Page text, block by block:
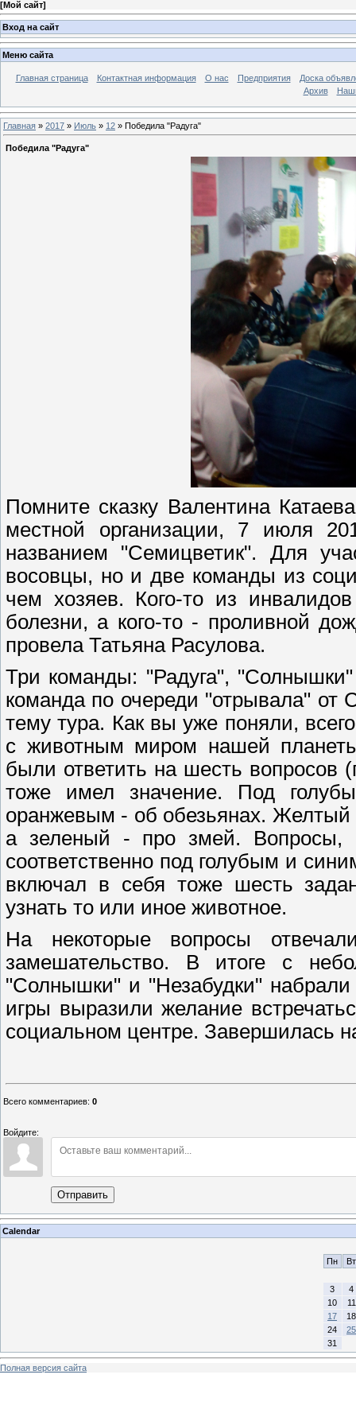
[Мой сайт]
Вход на сайт
Меню сайта
Главная страница Контактная информация О нас Предприятия
Доска
Архив
Главная » 2017 » Июль » 12 » Победила "Радуга"
Победила "Радуга"
Помните сказку Валентина
местной организации, 7 июля
названием "Семицветик". Для
восовцы, но и две команды из
чем хозяев. Кого-то из
болезни, а кого-то - проливной
провела Татьяна Расулова.
Три команды: "Радуга",
команда по очереди "отрывала"
тему тура. Как вы уже поняли,
с животным миром нашей
были ответить на шесть вопросов
тоже имел значение. Под
оранжевым - об обезьянах.
а зеленый - про змей. Вопросы,
соответственно под голубым и
включал в себя тоже шесть
узнать то или иное животное.
На некоторые вопросы
замешательство. В итоге с
"Солнышки" и "Незабудки" набрали
игры выразили желание
социальном центре. Завершилась
Всего комментариев: 0
Войдите:
Отправить
Calendar
Пн Вт
3
4
10
11
17
18
24
25
31
Полная версия сайта